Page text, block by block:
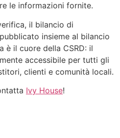
le informazioni fornite.
il bilancio di
insieme al bilancio
è il cuore della CSRD: il
accessibile per tutti gli
clienti e comunità locali.
Ivy House!